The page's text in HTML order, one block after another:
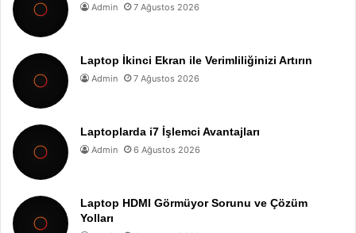
Admin 7 Ağustos 2026
Laptop İkinci Ekran ile Verimliliğinizi Artırın
Admin 7 Ağustos 2026
Laptoplarda i7 İşlemci Avantajları
Admin 6 Ağustos 2026
Laptop HDMI Görmüyor Sorunu ve Çözüm
Yolları